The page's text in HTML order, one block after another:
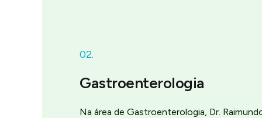
02.
Gastroenterologia
Na área de Gastroenterologia, Dr.